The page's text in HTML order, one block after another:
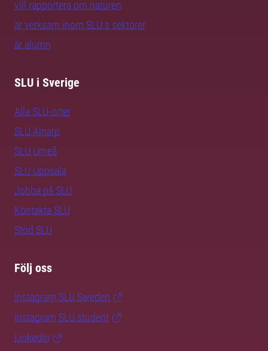
vill rapportera om naturen
är verksam inom SLU:s sektorer
är alumn
SLU i Sverige
Alla SLU-orter
SLU Alnarp
SLU Umeå
SLU Uppsala
Jobba på SLU
Kontakta SLU
Stöd SLU
Följ oss
Instagram SLU.Sweden
Instagram SLU.student
LinkedIn